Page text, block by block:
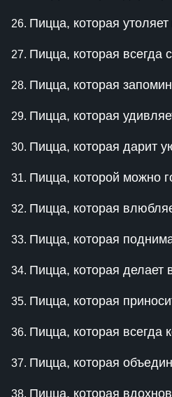
Пицца, которая
Пицца, которая всегда
Пицца, которая
Пицца, которая
Пицца, которая дарит
Пицца, которой можно
Пицца, которая
Пицца, которая
Пицца, которая делает
Пицца, которая
Пицца, которая всегда
Пицца, которая
Пицца, которая